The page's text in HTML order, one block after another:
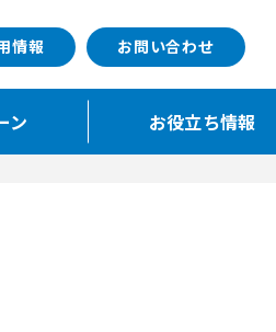
情報 お問い合わせ
ン お役立ち情報